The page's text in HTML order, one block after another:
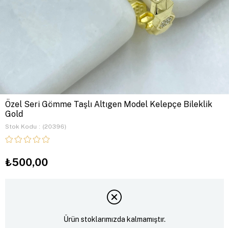
Özel Seri Gömme Taşlı Altıgen Model Kelepçe Bileklik
Gold
Stok Kodu (20396)
₺500,00
Ürün stoklarımızda kalmamıştır.